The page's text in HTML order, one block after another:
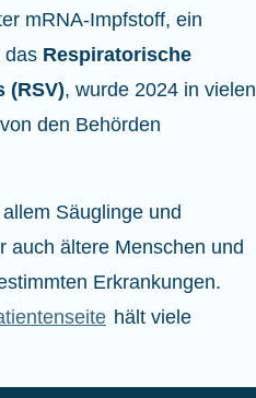
mRNA-Impfstoff, ein
das Respiratorische
(RSV), wurde 2024 in vielen
den Behörden
Säuglinge und
auch ältere Menschen und
Erkrankungen.
hält viele